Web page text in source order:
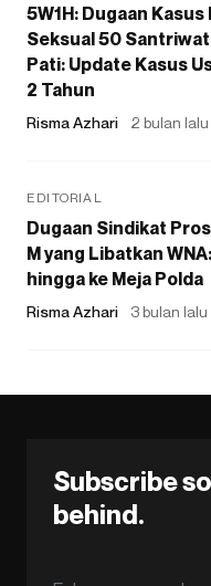
5W1H: Dugaan
Seksual 50
Pati: Update Kasus
2 Tahun
Risma Azhari 2 bulan lalu
EDITORIAL
Dugaan Sindikat
M yang Libatkan
hingga ke Meja Polda
Risma Azhari 3 bulan lalu
Subscribe
behind.